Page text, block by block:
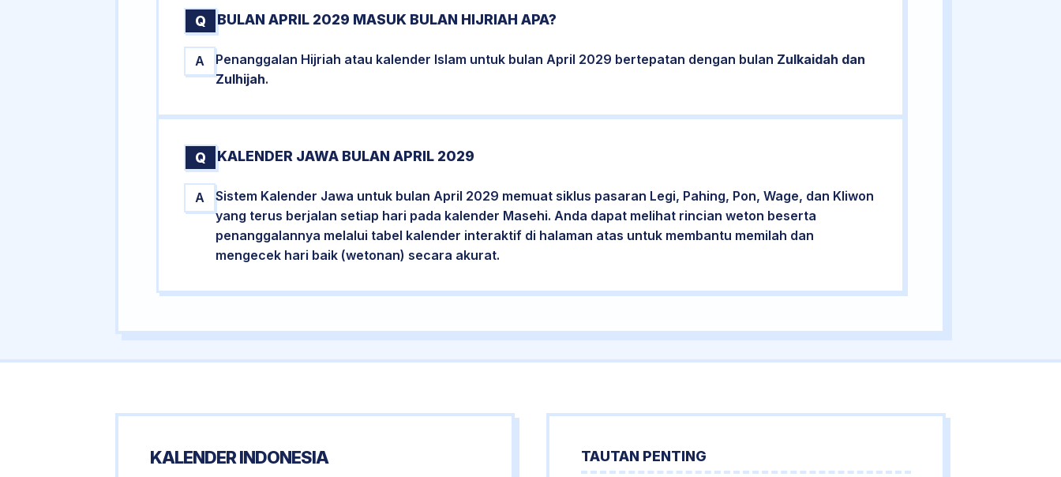
Q BULAN APRIL 2029 MASUK BULAN HIJRIAH APA?
A Penanggalan Hijriah atau kalender Islam untuk bulan April 2029 bertepatan dengan bulan Zulkaidah dan
Zulhijah.
Q KALENDER JAWA BULAN APRIL 2029
A
Sistem Kalender Jawa untuk bulan April 2029 memuat siklus pasaran Legi, Pahing, Pon, Wage, dan Kliwon
yang terus berjalan setiap hari pada kalender Masehi. Anda dapat melihat rincian weton beserta
penanggalannya melalui tabel kalender interaktif di halaman atas untuk membantu memilah dan
mengecek hari baik (wetonan) secara akurat.
KALENDER INDONESIA TAUTAN PENTING